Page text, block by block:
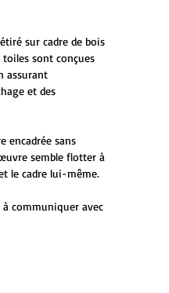
sur cadre de bois
toiles sont conçues
assurant
et des
encadrée sans
semble flotter à
le cadre lui-même.
à communiquer avec